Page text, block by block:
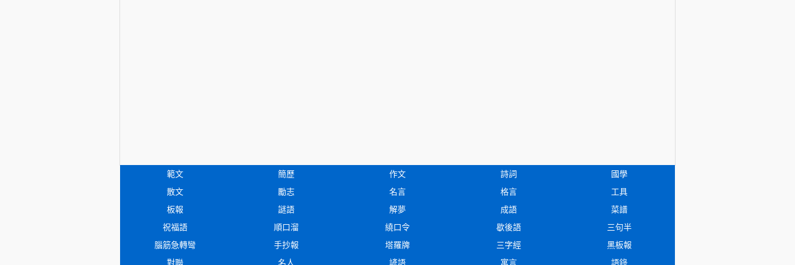
範文 簡歷 作文 詩詞
國學
散文
勵志 名言 格言
工具
板報
謎語 解夢 成語
菜譜
祝福語
順口溜 繞口令 歇後語
三句半
腦筋急轉彎
手抄報 塔羅牌 三字經
黑板報
對聯
名人 諺語 寓言 語錄